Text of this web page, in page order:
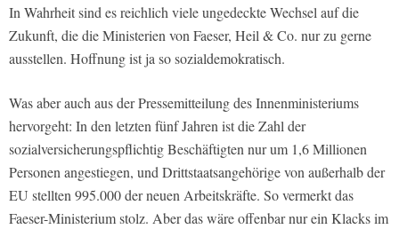
In Wahrheit sind es reichlich viele ungedeckte Wechsel auf die
Zukunft, die die Ministerien von Faeser, Heil & Co. nur zu gerne
ausstellen. Hoffnung ist ja so sozialdemokratisch.
Was aber auch aus der Pressemitteilung des Innenministeriums
hervorgeht: In den letzten fünf Jahren ist die Zahl der
sozialversicherungspflichtig Beschäftigten nur um 1,6 Millionen
Personen angestiegen, und Drittstaatsangehörige von außerhalb der
EU stellten 995.000 der neuen Arbeitskräfte. So vermerkt das
Faeser-Ministerium stolz. Aber das wäre offenbar nur ein Klacks im